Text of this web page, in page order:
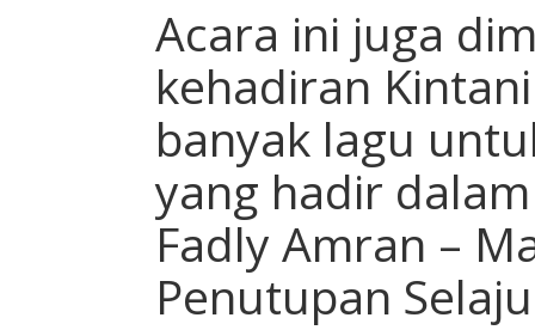
Acara ini juga
kehadiran
banyak lagu
yang hadir
Fadly Amran –
Penutupan